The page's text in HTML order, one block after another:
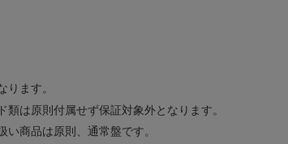
ます。
は原則付属せず保証対象外となります。
商品は原則、通常盤です。